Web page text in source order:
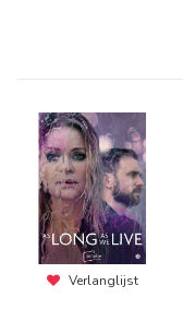
Verlanglijst